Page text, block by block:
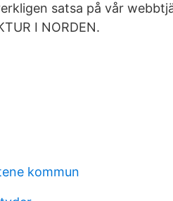
satsa på vår
I NORDEN.
kommun